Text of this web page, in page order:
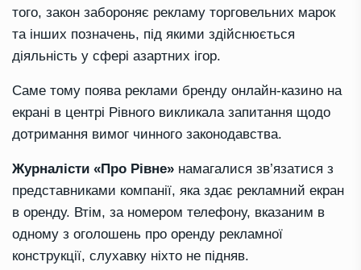
того, закон забороняє рекламу торговельних марок
та інших позначень, під якими здійснюється
діяльність у сфері азартних ігор.
Саме тому поява реклами бренду онлайн-казино на
екрані в центрі Рівного викликала запитання щодо
дотримання вимог чинного законодавства.
Журналісти «Про Рівне» намагалися зв’язатися з
представниками компанії, яка здає рекламний екран
в оренду. Втім, за номером телефону, вказаним в
одному з оголошень про оренду рекламної
конструкції, слухавку ніхто не підняв.